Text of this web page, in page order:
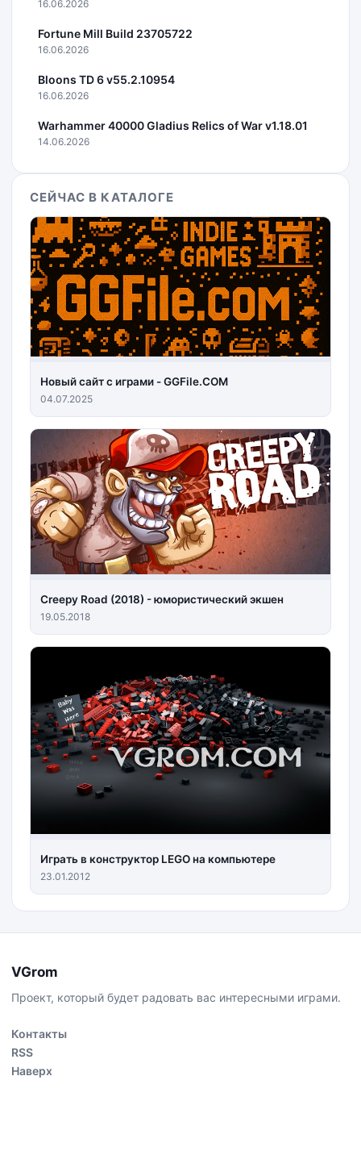
16.06.2026
Fortune Mill Build 23705722
16.06.2026
Bloons TD 6 v55.2.10954
16.06.2026
Warhammer 40000 Gladius Relics of War v1.18.01
14.06.2026
СЕЙЧАС В КАТАЛОГЕ
Новый сайт с играми - GGFile.COM
04.07.2025
Creepy Road (2018) - юмористический экшен
19.05.2018
Играть в конструктор LEGO на компьютере
23.01.2012
VGrom
Проект, который будет радовать вас интересными играми.
Контакты
RSS
Наверх